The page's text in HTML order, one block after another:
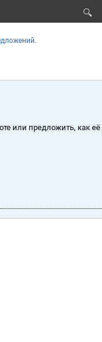
🔍
или предложить, как